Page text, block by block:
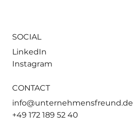
SOCIAL
LinkedIn
Instagram
CONTACT
info@unternehmensfreund.de
+49 172 189 52 40